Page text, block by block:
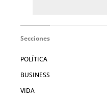
Secciones
POLÍTICA
BUSINESS
VIDA